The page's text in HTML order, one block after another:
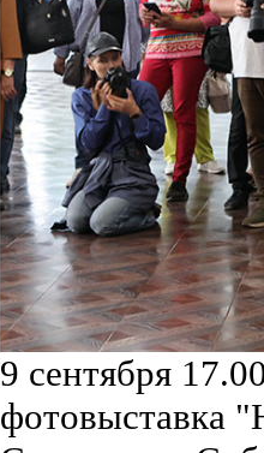
9 сентября
фотовыставка